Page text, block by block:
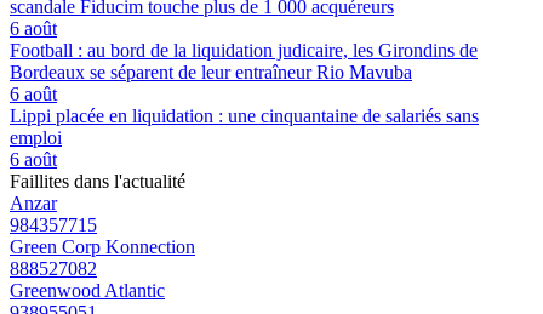
scandale Fiducim touche plus de 1 000 acquéreurs
6 août
Football : au bord de la liquidation judicaire, les Girondins de
Bordeaux se séparent de leur entraîneur Rio Mavuba
6 août
Lippi placée en liquidation : une cinquantaine de salariés sans
emploi
6 août
Faillites dans l'actualité
Anzar
984357715
Green Corp Konnection
888527082
Greenwood Atlantic